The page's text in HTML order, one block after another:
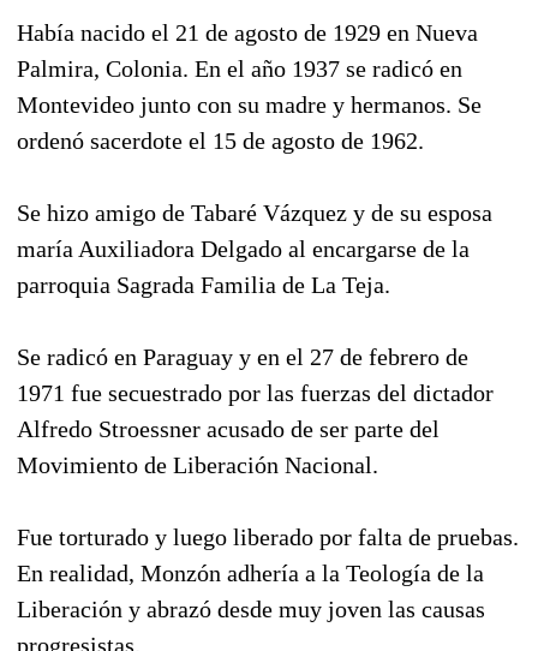
Había nacido el 21 de agosto de 1929 en Nueva
Palmira, Colonia. En el año 1937 se radicó en
Montevideo junto con su madre y hermanos. Se
ordenó sacerdote el 15 de agosto de 1962.
Se hizo amigo de Tabaré Vázquez y de su esposa
maría Auxiliadora Delgado al encargarse de la
parroquia Sagrada Familia de La Teja.
Se radicó en Paraguay y en el 27 de febrero de
1971 fue secuestrado por las fuerzas del dictador
Alfredo Stroessner acusado de ser parte del
Movimiento de Liberación Nacional.
Fue torturado y luego liberado por falta de pruebas.
En realidad, Monzón adhería a la Teología de la
Liberación y abrazó desde muy joven las causas
progresistas.